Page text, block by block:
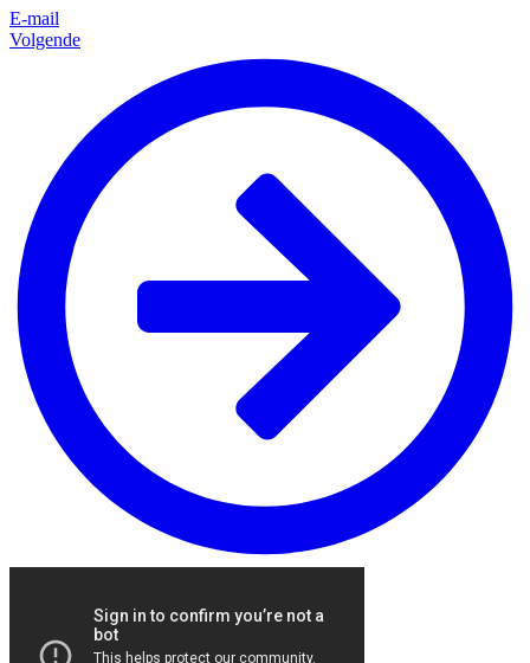
E-mail
Volgende